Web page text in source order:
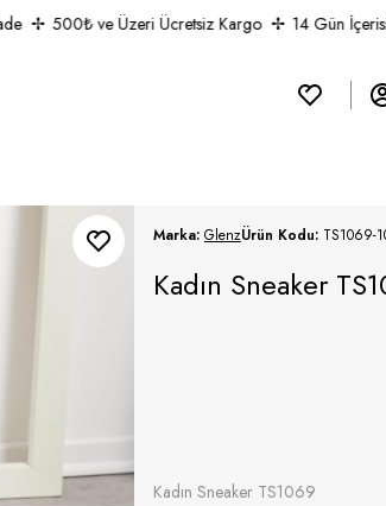
500₺ ve Üzeri Ücretsiz Kargo 14 Gün
Marka: GlenzÜrün Kodu: TS1069-
Kadın Sneaker
Kadın Sneaker TS1069